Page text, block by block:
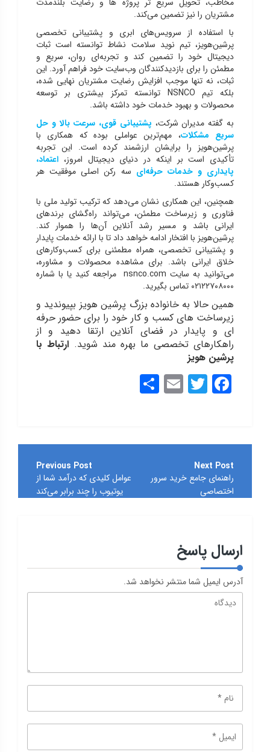
مشتریان را نیز تضمین می‌کند.
با استفاده از سرویس‌های ابری و پشتیبانی تخصصی
پرشین‌هویز، تیم نوید سلامت نشاط توانسته است ثبات
دیجیتال خود را تضمین کند و تجربه‌ای روان، سریع و
مطمئن را برای بازدیدکنندگان وب‌سایت خود فراهم آورد. این
ثبات، نه تنها موجب افزایش رضایت مشتریان نهایی شده،
بلکه تیم NSNCO توانسته تمرکز بیشتری بر توسعه
محصولات و بهبود خدمات خود داشته باشد.
به گفته مدیران شرکت، پشتیبانی قوی، سرعت بالا و حل
سریع مشکلات، مهم‌ترین عواملی بوده که همکاری با
پرشین‌هویز را برایشان ارزشمند کرده است. این تجربه
تأکیدی است بر اینکه در دنیای دیجیتال امروز، اعتماد،
پایداری و خدمات حرفه‌ای سه رکن اصلی موفقیت هر
کسب‌وکار هستند.
همچنین، این همکاری نشان می‌دهد که ترکیب تولید ملی با
فناوری و زیرساخت مطمئن، می‌تواند راه‌گشای برندهای
ایرانی باشد و مسیر رشد آنلاین آن‌ها را هموار کند.
پرشین‌هویز با افتخار ادامه خواهد داد تا با ارائه خدمات پایدار
و پشتیبانی تخصصی، همراه مطمئنی برای کسب‌وکارهای
خلاق ایرانی باشد. برای مشاهده محصولات و مشاوره،
می‌توانید به سایت nsnco.com مراجعه کنید یا با شماره
۰۲۱۲۲۷۰۸۰۰۰ تماس بگیرید.
همین حالا به خانواده بزرگ پرشین هویز بپیوندید و
زیرساخت های کسب و کار خود را برای حضور حرفه
ای و پایدار در فضای آنلاین ارتقا دهید و از
راهکارهای تخصصی ما بهره مند شوید. ارتباط با
پرشین هویز
Facebook
Twitter
Email
راهبری
نوشته
عوامل کلیدی که درآمد شما از
یوتیوب را چند برابر می‌کند
راهنمای جامع خرید سرور
اختصاصی
ارسال پاسخ
آدرس ایمیل شما منتشر نخواهد شد.